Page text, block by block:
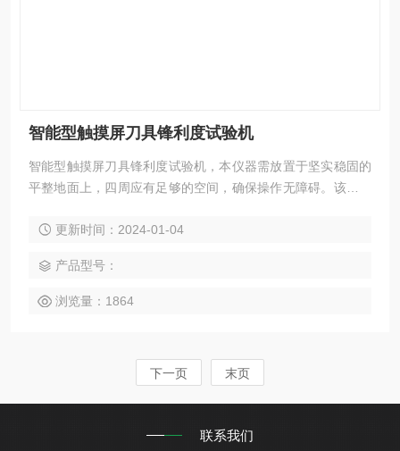
智能型触摸屏刀具锋利度试验机
智能型触摸屏刀具锋利度试验机，本仪器需放置于坚实稳固的
平整地面上，四周应有足够的空间，确保操作无障碍。该设备
细内容请与东莞市科迪仪器有限公司联系，我们竭诚为您服
更新时间：2024-01-04
产品型号：
浏览量：1864
下一页 末页
联系我们